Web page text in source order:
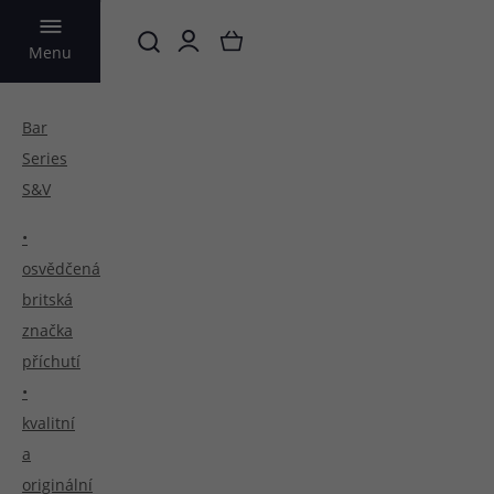
Menu
VYHLEDAT
Bar
Series
S&V
•
osvědčená
britská
značka
příchutí
•
kvalitní
a
originální